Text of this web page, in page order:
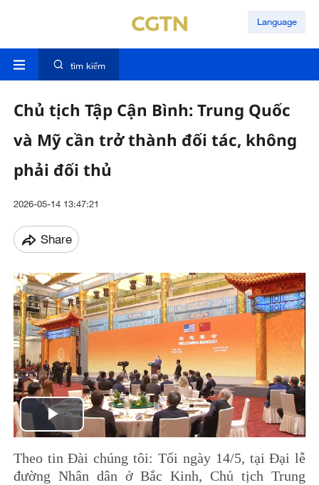
Language
tìm kiếm
Chủ tịch Tập Cận Bình: Trung Quốc
và Mỹ cần trở thành đối tác, không
phải đối thủ
2026-05-14 13:47:21
Share
Play
Video
Theo tin Đài chúng tôi: Tối ngày 14/5, tại Đại lễ
đường Nhân dân ở Bắc Kinh, Chủ tịch Trung